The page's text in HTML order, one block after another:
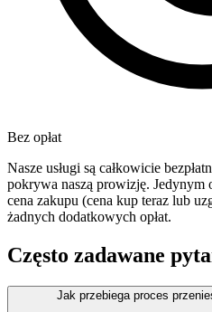
Bez opłat
Nasze usługi są całkowicie
pokrywa naszą prowizję. Jedynym
cena zakupu (cena kup teraz lub
żadnych dodatkowych opłat.
Często zadawane
Jak przebiega proces